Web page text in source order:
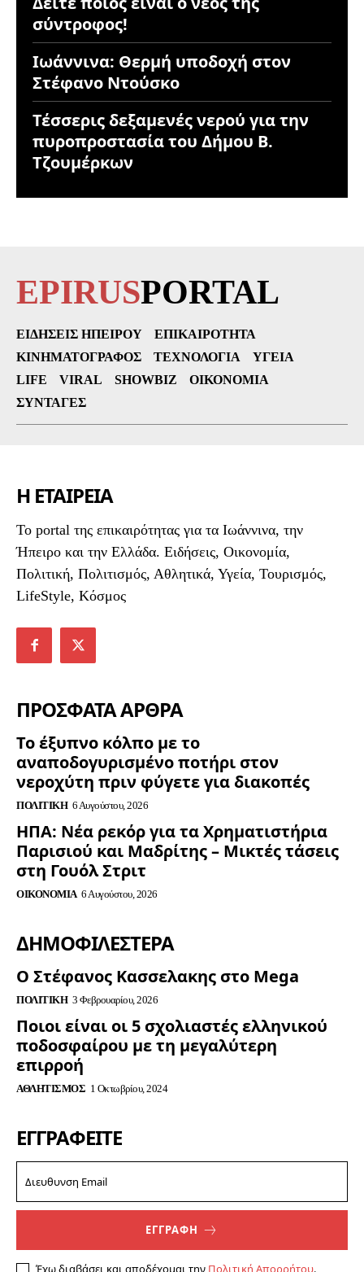
σύντροφος!
Ιωάννινα: Θερμή υποδοχή στον
Στέφανο Ντούσκο
Τέσσερις δεξαμενές νερού για την
πυροπροστασία του Δήμου Β.
Τζουμέρκων
EPIRUSPORTAL
ΕΙΔΉΣΕΙΣ ΗΠΕΊΡΟΥ
ΕΠΙΚΑΙΡΌΤΗΤΑ
ΚΙΝΗΜΑΤΟΓΡΆΦΟΣ
ΤΕΧΝΟΛΟΓΊΑ
ΥΓΕΊΑ
LIFE
VIRAL SHOWBIZ
ΟΙΚΟΝΟΜΊΑ
ΣΥΝΤΑΓΈΣ
Η ΕΤΑΙΡΕΙΑ
To portal της επικαιρότητας για τα Ιωάννινα, την
Ήπειρο και την Ελλάδα. Ειδήσεις, Οικονομία,
Πολιτική, Πολιτισμός, Αθλητικά, Υγεία, Τουρισμός,
LifeStyle, Κόσμος
ΠΡΟΣΦΑΤΑ ΑΡΘΡΑ
Το έξυπνο κόλπο με το
αναποδογυρισμένο ποτήρι στον
νεροχύτη πριν φύγετε για διακοπές
ΠΟΛΙΤΙΚΉ 6 Αυγούστου, 2026
ΗΠΑ: Νέα ρεκόρ για τα Χρηματιστήρια
Παρισιού και Μαδρίτης – Μικτές τάσεις
στη Γουόλ Στριτ
ΟΙΚΟΝΟΜΊΑ 6 Αυγούστου, 2026
ΔΗΜΟΦΙΛΈΣΤΕΡΑ
Ο Στέφανος Κασσελακης στο Mega
ΠΟΛΙΤΙΚΉ 3 Φεβρουαρίου, 2026
Ποιοι είναι οι 5 σχολιαστές ελληνικού
ποδοσφαίρου με τη μεγαλύτερη
επιρροή
ΑΘΛΗΤΙΣΜΌΣ 1 Οκτωβρίου, 2024
ΕΓΓΡΑΦΕΊΤΕ
ΕΓΓΡΑΦΗ
Έχω διαβάσει και αποδέχομαι την Πολιτική Απορρήτου.